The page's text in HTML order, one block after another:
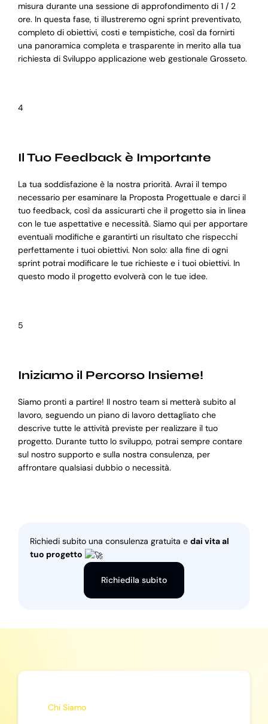
misura durante una sessione di approfondimento di 1 / 2
ore. In questa fase, ti illustreremo ogni sprint preventivato,
completo di obiettivi, costi e tempistiche, così da fornirti
una panoramica completa e trasparente in merito alla tua
richiesta di Sviluppo applicazione web gestionale Grosseto.
4
Il Tuo Feedback è Importante
La tua soddisfazione è la nostra priorità. Avrai il tempo
necessario per esaminare la Proposta Progettuale e darci il
tuo feedback, così da assicurarti che il progetto sia in linea
con le tue aspettative e necessità. Siamo qui per apportare
eventuali modifiche e garantirti un risultato che rispecchi
perfettamente i tuoi obiettivi. Non solo: alla fine di ogni
sprint potrai modificare le tue richieste e i tuoi obiettivi. In
questo modo il progetto evolverà con le tue idee.
5
Iniziamo il Percorso Insieme!
Siamo pronti a partire! Il nostro team si metterà subito al
lavoro, seguendo un piano di lavoro dettagliato che
descrive tutte le attività previste per realizzare il tuo
progetto. Durante tutto lo sviluppo, potrai sempre contare
sul nostro supporto e sulla nostra consulenza, per
affrontare qualsiasi dubbio o necessità.
Richiedi subito una consulenza gratuita e dai vita al
tuo progetto
Richiedila subito
Chi Siamo